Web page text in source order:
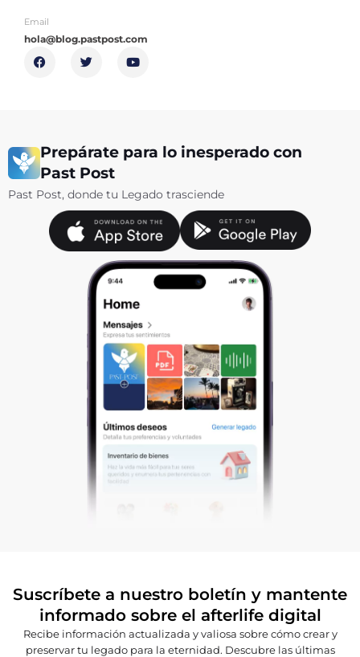
Email
hola@blog.pastpost.com
a w o
Prepárate para lo inesperado con
Past Post
Past Post, donde tu Legado trasciende
Suscríbete a nuestro boletín y mantente
informado sobre el afterlife digital
Recibe información actualizada y valiosa sobre cómo crear y
preservar tu legado para la eternidad. Descubre las últimas